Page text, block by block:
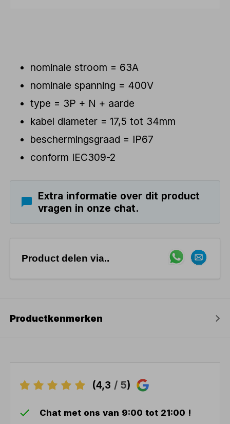
nominale stroom = 63A
nominale spanning = 400V
type = 3P + N + aarde
kabel diameter = 17,5 tot 34mm
beschermingsgraad = IP67
conform IEC309-2
Extra informatie over dit product
vragen in onze chat.
Product delen via..
Productkenmerken
(4,3 / 5)
Chat met ons van 9:00 tot 21:00 !